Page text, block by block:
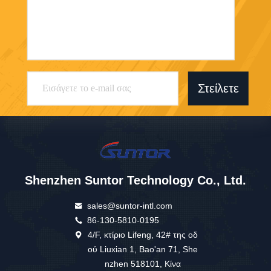
Στείλετε
Shenzhen Suntor Technology Co., Ltd.
sales@suntor-intl.com
86-130-5810-0195
4/F, κτίριο Lifeng, 42# της οδ
ού Liuxian 1, Bao'an 71, She
nzhen 518101, Κίνα